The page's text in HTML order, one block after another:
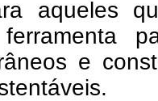
aqueles
e